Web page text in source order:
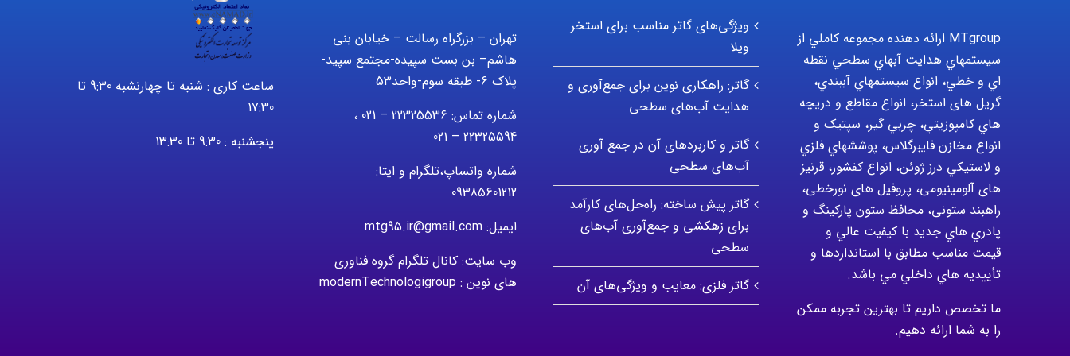
MTgroup ارائه دهنده مجموعه کاملي از
سيستمهاي هدايت آبهاي سطحي نقطه
اي و خطي، انواع سيستمهاي آببندي،
گریل های استخر، انواع مقاطع و دريچه
هاي کامپوزيتي، چربي گير، سپتيک و
انواع مخازن فايبرگلاس، پوششهاي فلزي
و لاستيکي درز ژوئن، انواع کفشور، قرنیز
های آلومینیومی، پروفیل های نورخطی،
راهبند ستونی، محافظ ستون پارکينگ و
پادري هاي جديد با کيفيت عالي و
قيمت مناسب مطابق با استانداردها و
تأييديه هاي داخلي مي باشد.
ما تخصص داریم تا بهترین تجربه ممکن
را به شما ارائه دهیم.
ویژگی‌های گاتر مناسب برای استخر
ویلا
گاتر: راهکاری نوین برای جمع‌آوری و
هدایت آب‌های سطحی
گاتر و کاربردهای آن در جمع آوری
آب‌های سطحی
گاتر پیش ساخته: راه‌حل‌های کارآمد
برای زهکشی و جمع‌آوری آب‌های
سطحی
گاتر فلزی: معایب و ویژگی‌های آن
تهران – بزرگراه رسالت – خیابان بنی
هاشم– بن بست سپیده-مجتمع سپید-
پلاک 6- طبقه سوم-واحد53
شماره تماس: 22325536 – 021 ،
22325594 – 021
شماره واتساپ،تلگرام و ایتا:
09385601212
ایمیل: mtg95.ir@gmail.com
وب سایت: کانال تلگرام گروه فناوری
های نوین : modernTechnologigroup
ساعت کاری : شنبه تا چهارنشبه 9:30 تا
17:30
پنجشنبه : 9:30 تا 13:30